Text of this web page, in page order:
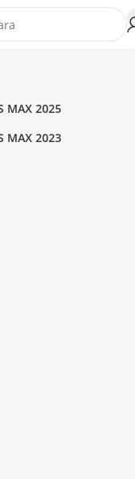
MAX 2025
MAX 2023